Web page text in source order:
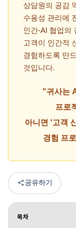
상담원의 공감
수용성 관리에
인간-AI 협업의
고객이 인간적
경험하도록 만
것입니다.
"귀사는
프로
아니면 '고객
경험 프
공유하기
목차